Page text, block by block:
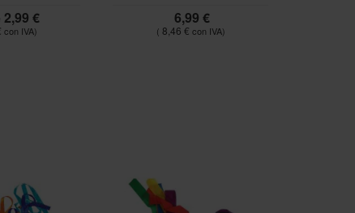
2,99 € 6,99 €
8,46 €